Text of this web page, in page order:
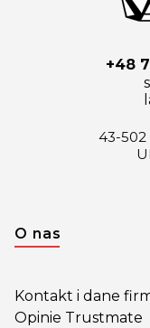
+48
43-
Linki w stopce
O nas
Kontakt i dane
Opinie Trustmate